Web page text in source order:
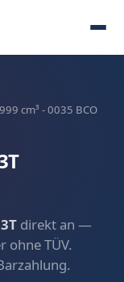
cm³ - 0035 BCO
direkt an —
ohne TÜV.